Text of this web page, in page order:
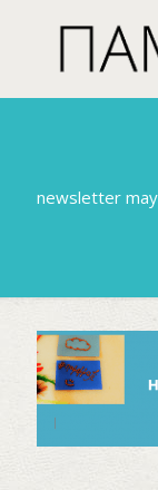
newsletter